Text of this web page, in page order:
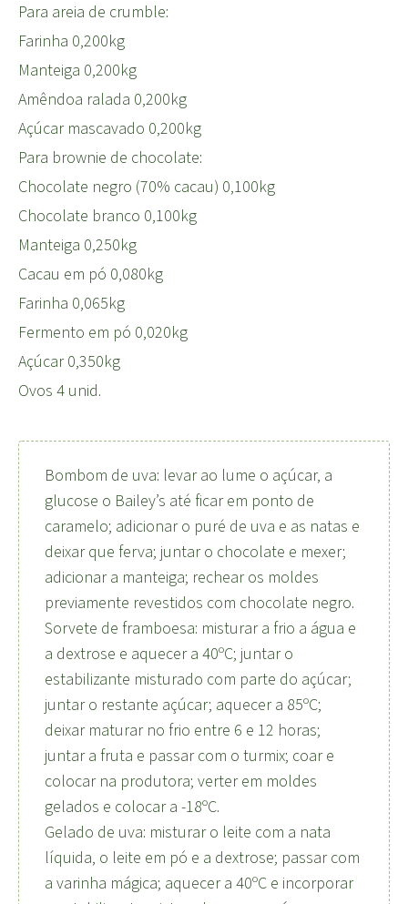
Para areia de crumble:
Farinha 0,200kg
Manteiga 0,200kg
Amêndoa ralada 0,200kg
Açúcar mascavado 0,200kg
Para brownie de chocolate:
Chocolate negro (70% cacau) 0,100kg
Chocolate branco 0,100kg
Manteiga 0,250kg
Cacau em pó 0,080kg
Farinha 0,065kg
Fermento em pó 0,020kg
Açúcar 0,350kg
Ovos 4 unid.
Bombom de uva: levar ao lume o açúcar, a
glucose o Bailey’s até ficar em ponto de
caramelo; adicionar o puré de uva e as natas e
deixar que ferva; juntar o chocolate e mexer;
adicionar a manteiga; rechear os moldes
previamente revestidos com chocolate negro.
Sorvete de framboesa: misturar a frio a água e
a dextrose e aquecer a 40ºC; juntar o
estabilizante misturado com parte do açúcar;
juntar o restante açúcar; aquecer a 85ºC;
deixar maturar no frio entre 6 e 12 horas;
juntar a fruta e passar com o turmix; coar e
colocar na produtora; verter em moldes
gelados e colocar a -18ºC.
Gelado de uva: misturar o leite com a nata
líquida, o leite em pó e a dextrose; passar com
a varinha mágica; aquecer a 40ºC e incorporar